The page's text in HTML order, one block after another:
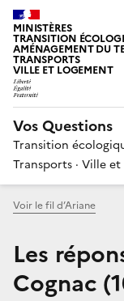
MINISTÈRES
TRANSITION
AMÉNAGEMENT DU
TRANSPORTS
VILLE ET LOGEMENT
Vos Questions
Transition
Transports · Ville
Voir le fil d’Ariane
Les
Cognac